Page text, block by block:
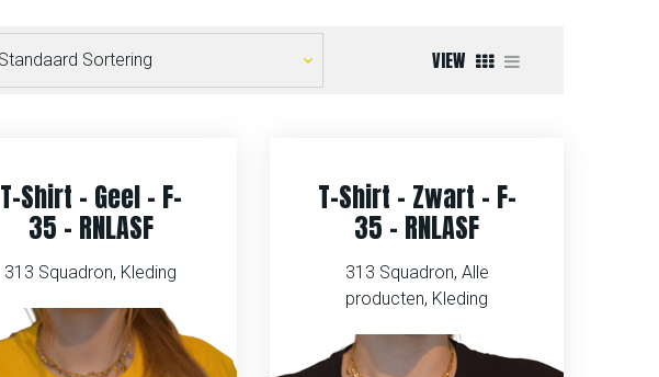
VIEW
T-Shirt – Geel – F-
35 – RNLASF
313 Squadron, Kleding
T-Shirt – Zwart – F-
35 – RNLASF
313 Squadron, Alle
producten, Kleding